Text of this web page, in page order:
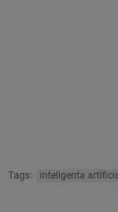
Tags: inteligenta